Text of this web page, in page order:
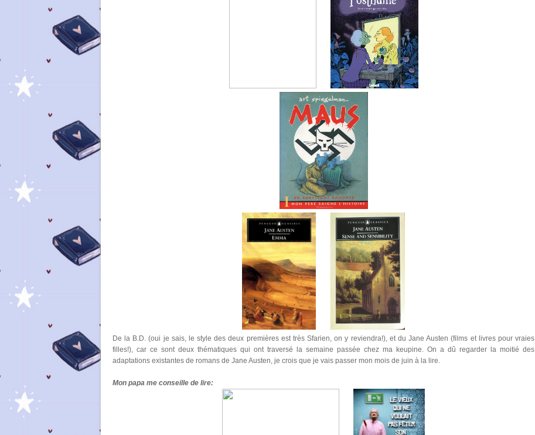
De la B.D. (oui je sais, le style des deux premières est très Sfarien, on y reviendra!), et du Jane Austen (films et livres pour vraies
filles!), car ce sont deux thématiques qui ont traversé la semaine passée chez ma keupine. On a dû regarder la moitié des
adaptations existantes de romans de Jane Austen, je crois que je vais passer mon mois de juin à la lire.
Mon papa me conseille de lire: